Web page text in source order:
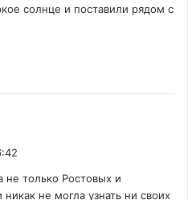
солнце и поставили рядом с
не только Ростовых и
не могла узнать ни своих